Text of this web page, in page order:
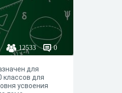
12533 0
для
классов для
усвоения